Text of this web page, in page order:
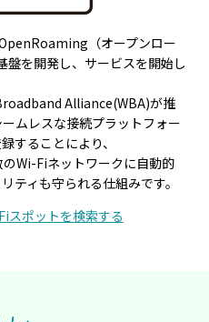
（オープンロー
盤を開発し、サービスを開始し
Alliance(WBA)が推
ムレスな接続プラットフォー
することにより、
Wi-Fiネットワークに自動的
ティも守られる仕組みです。
ポットを検索する